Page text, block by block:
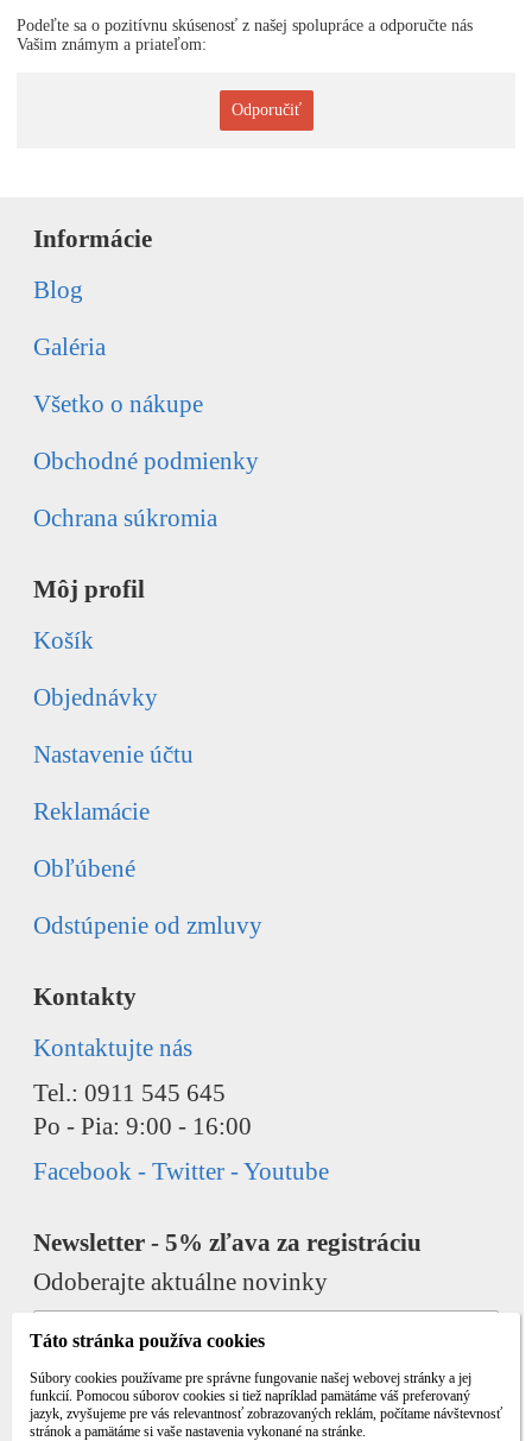
Podeľte sa o pozitívnu skúsenosť z našej spolupráce a odporučte nás
Vašim známym a priateľom:
Odporučiť
Informácie
Blog
Galéria
Všetko o nákupe
Obchodné podmienky
Ochrana súkromia
Môj profil
Košík
Objednávky
Nastavenie účtu
Reklamácie
Obľúbené
Odstúpenie od zmluvy
Kontakty
Kontaktujte nás
Tel.: 0911 545 645
Po - Pia: 9:00 - 16:00
Facebook - Twitter - Youtube
Newsletter - 5% zľava za registráciu
Odoberajte aktuálne novinky
Odobrať Pridať
Táto stránka používa cookies
Súbory cookies používame pre správne fungovanie našej webovej stránky a jej
funkcií. Pomocou súborov cookies si tiež napríklad pamätáme váš preferovaný
jazyk, zvyšujeme pre vás relevantnosť zobrazovaných reklám, počítame návštevnosť
stránok a pamätáme si vaše nastavenia vykonané na stránke.